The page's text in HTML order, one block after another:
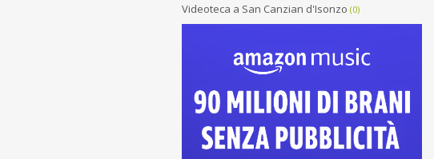
Videoteca a San Canzian d'Isonzo (0)